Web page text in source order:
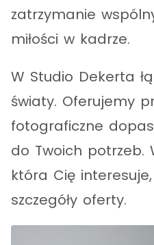
zatrzymanie
miłości w kadrze.
W Studio Dekerta
światy. Oferujemy
fotograficzne
do Twoich potrzeb.
która Cię
szczegóły oferty.